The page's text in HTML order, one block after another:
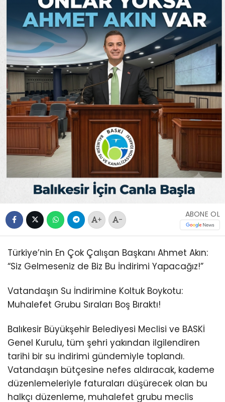
+ -
ABONE OL
Türkiye’nin En Çok Çalışan Başkanı Ahmet Akın:
“Siz Gelmeseniz de Biz Bu İndirimi Yapacağız!”
Vatandaşın Su İndirimine Koltuk Boykotu:
Muhalefet Grubu Sıraları Boş Bıraktı!
Balıkesir Büyükşehir Belediyesi Meclisi ve BASKİ
Genel Kurulu, tüm şehri yakından ilgilendiren
tarihi bir su indirimi gündemiyle toplandı.
Vatandaşın bütçesine nefes aldıracak, kademe
düzenlemeleriyle faturaları düşürecek olan bu
halkçı düzenleme, muhalefet grubu meclis